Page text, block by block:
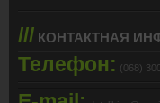
/// КОНТАКТНАЯ
Телефон: (068)